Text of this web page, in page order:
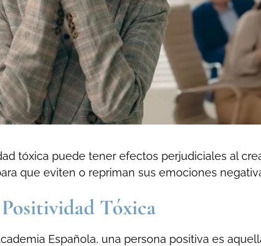
tóxica puede tener efectos perjudiciales al
que eviten o repriman sus emociones
Tóxica
Española, una persona positiva es